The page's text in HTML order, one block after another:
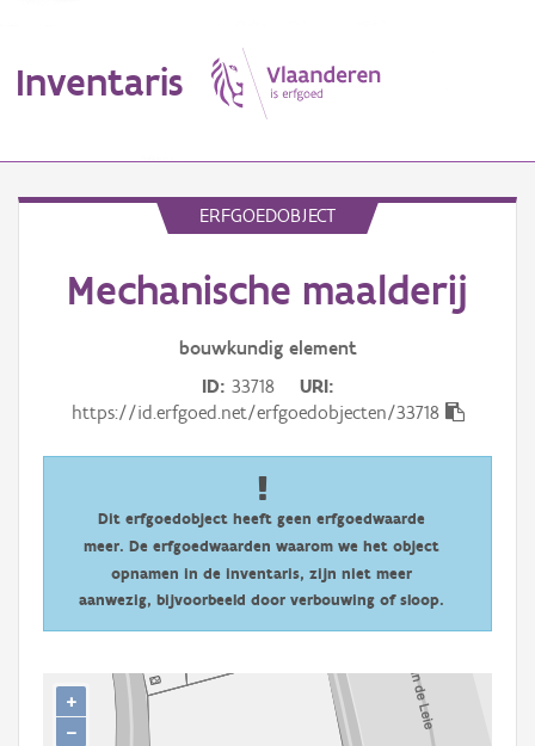
Inventaris
Erfgoedobject
Persoon of collectief
Downloads
Aanmelden
ERFGOEDOBJECT
Mechanische maalderij
bouwkundig element
ID 33718
URI
https://id.erfgoed.net/erfgoedobjecten/33718
Dit erfgoedobject heeft geen erfgoedwaarde
meer. De erfgoedwaarden waarom we het object
opnamen in de inventaris, zijn niet meer
aanwezig, bijvoorbeeld door verbouwing of sloop.
+
−